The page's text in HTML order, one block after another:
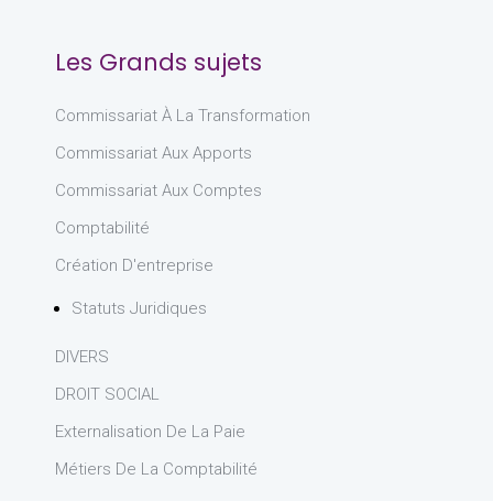
Les Grands sujets
Commissariat À La Transformation
Commissariat Aux Apports
Commissariat Aux Comptes
Comptabilité
Création D'entreprise
Statuts Juridiques
DIVERS
DROIT SOCIAL
Externalisation De La Paie
Métiers De La Comptabilité